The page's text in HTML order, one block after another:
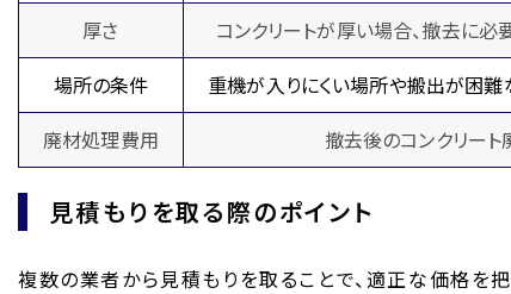
厚さ
コンクリートが厚い場合、撤去に必
場所の条件
重機が入りにくい場所や搬出が困難
廃材処理費用
撤去後のコンクリー
見積もりを取る際のポイント
複数の業者から見積もりを取ることで、適正な価格を